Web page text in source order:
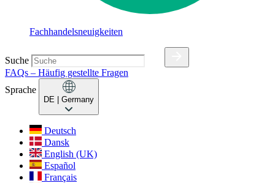
Fachhandelsneuigkeiten
Suche
FAQs – Häufig gestellte Fragen
Sprache
DE | Germany
Deutsch
Dansk
English (UK)
Español
Français